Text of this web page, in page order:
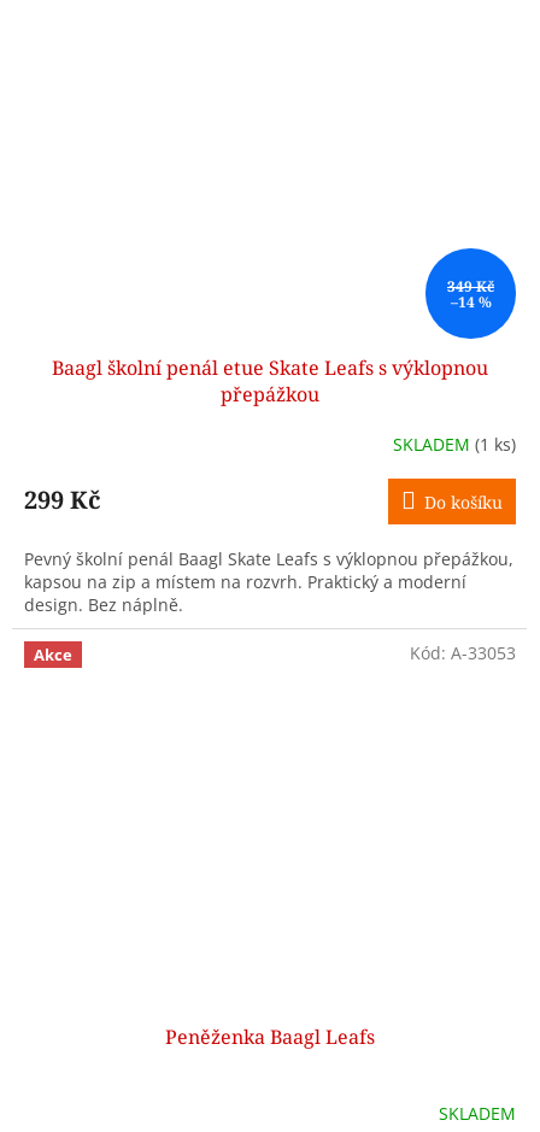
349 Kč
–14 %
Baagl školní penál etue Skate Leafs s výklopnou
přepážkou
SKLADEM (1 ks)
299 Kč Do košíku
Pevný školní penál Baagl Skate Leafs s výklopnou přepážkou,
kapsou na zip a místem na rozvrh. Praktický a moderní
design. Bez náplně.
Akce
Peněženka Baagl Leafs
SKLADEM
Kód: A-33053